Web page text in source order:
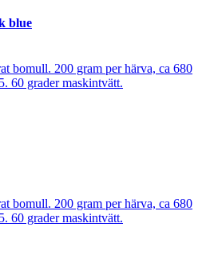
blue
bomull. 200 gram per härva, ca 680
60 grader maskintvätt.
bomull. 200 gram per härva, ca 680
60 grader maskintvätt.